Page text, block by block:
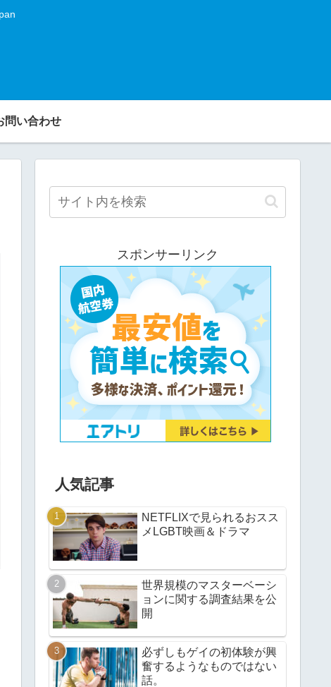
問い合わせ
スポンサーリンク
人気記事
NETFLIXで見られるおスス
メLGBT映画＆ドラマ
世界規模のマスターベーシ
ョンに関する調査結果を公
開
必ずしもゲイの初体験が興
奮するようなものではない
話。